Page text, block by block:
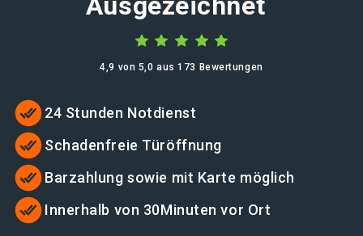
4,9 von 5,0 aus 173 Bewertungen
24 Stunden Notdienst
Schadenfreie Türöffnung
Barzahlung sowie mit Karte möglich
Innerhalb von 30Minuten vor Ort